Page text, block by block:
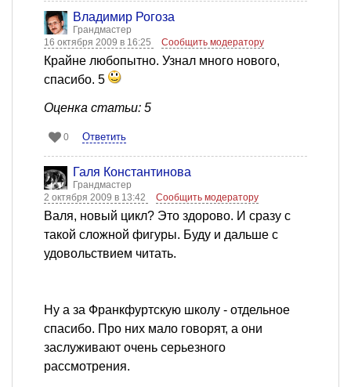
Владимир Рогоза
Грандмастер
16 октября 2009 в 16:25
Сообщить модератору
Крайне любопытно. Узнал много нового,
спасибо. 5
Оценка статьи: 5
0 Ответить
Галя Константинова
Грандмастер
2 октября 2009 в 13:42
Сообщить модератору
Валя, новый цикл? Это здорово. И сразу с
такой сложной фигуры. Буду и дальше с
удовольствием читать.
Ну а за Франкфуртскую школу - отдельное
спасибо. Про них мало говорят, а они
заслуживают очень серьезного
рассмотрения.